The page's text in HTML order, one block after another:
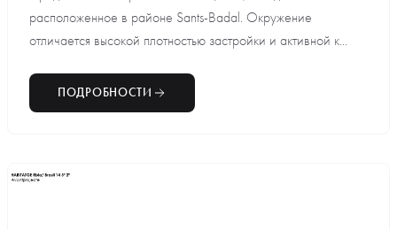
расположенное в районе Sants-Badal. Окружение
отличается высокой плотностью застройки и активной к...
ПОДРОБНОСТИ